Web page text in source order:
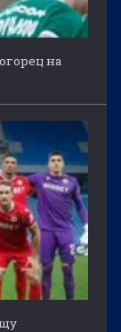
на